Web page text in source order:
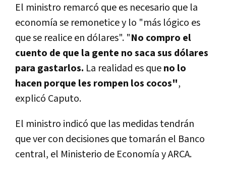
El ministro remarcó que es necesario que la
economía se remonetice y lo "más lógico es
que se realice en dólares". "No compro el
cuento de que la gente no saca sus dólares
para gastarlos. La realidad es queno lo
hacen porque les rompen los cocos",
explicó Caputo.
El ministro indicó que las medidas tendrán
que ver con decisiones que tomarán el Banco
central, el Ministerio de Economía y ARCA.